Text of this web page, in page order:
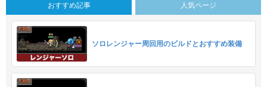
おすすめ記事 人気ページ
ソロレンジャー周回用のビルドとおすすめ装備